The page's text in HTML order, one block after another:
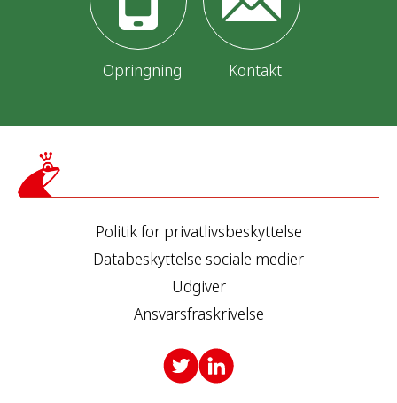
Opringning Kontakt
Politik for privatlivsbeskyttelse
Databeskyttelse sociale medier
Udgiver
Ansvarsfraskrivelse